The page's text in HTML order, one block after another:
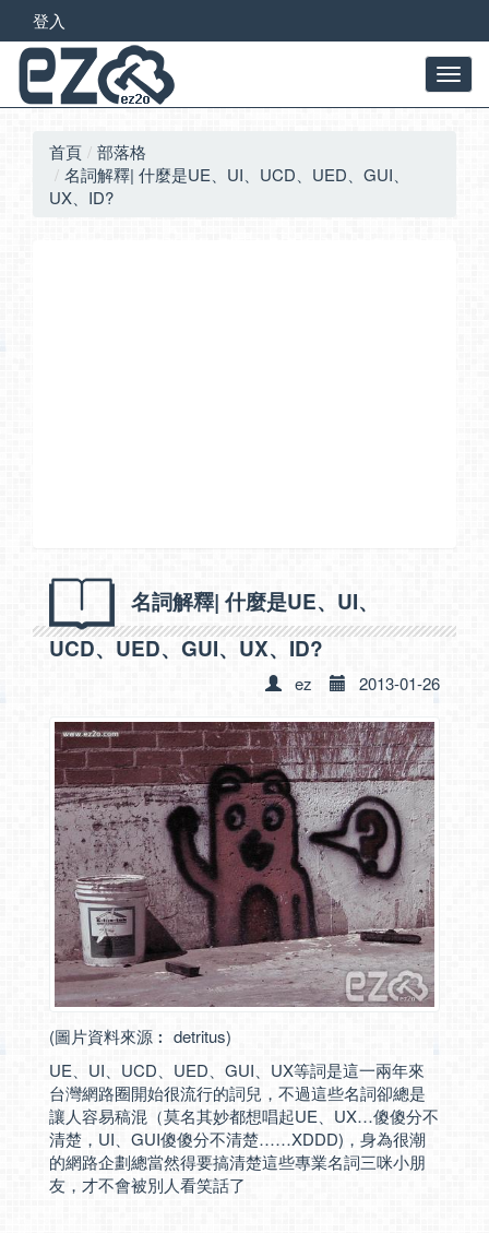
登入
首頁
部落格
名詞解釋| 什麼是UE、UI、UCD、UED、GUI、
UX、ID?
名詞解釋| 什麼是UE、UI、
UCD、UED、GUI、UX、ID?
ez 2013-01-26
(圖片資料來源︰ detritus)
UE、UI、UCD、UED、GUI、UX等詞是這一兩年來
台灣網路圈開始很流行的詞兒，不過這些名詞卻總是
讓人容易稿混（莫名其妙都想唱起UE、UX…傻傻分不
清楚，UI、GUI傻傻分不清楚……XDDD)，身為很潮
的網路企劃總當然得要搞清楚這些專業名詞三咪小朋
友，才不會被別人看笑話了